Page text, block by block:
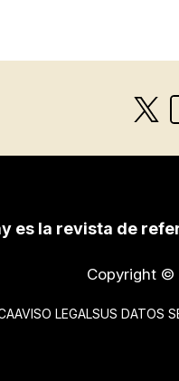
es la revista de
Copyright ©
AVISO LEGALSUS DATOS